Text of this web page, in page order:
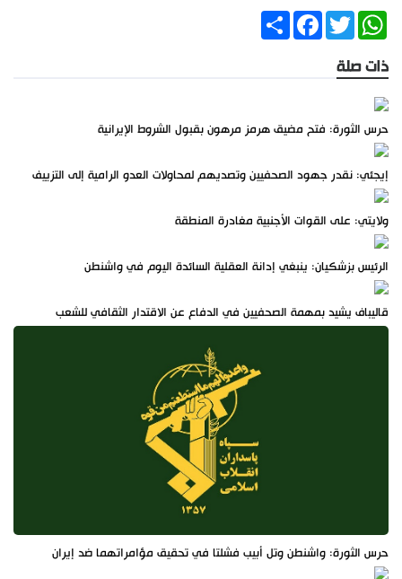
ShareFacebookTwitter
WhatsApp
ذات صلة
حرس الثورة: فتح مضيق هرمز مرهون بقبول الشروط الإيرانية
إيجئي: نقدر جهود الصحفيين وتصديهم لمحاولات العدو الرامية إلى التزييف
ولايتي: على القوات الأجنبية مغادرة المنطقة
الرئيس بزشكيان: ينبغي إدانة العقلية السائدة اليوم في واشنطن
قاليباف يشيد بمهمة الصحفيين في الدفاع عن الاقتدار الثقافي للشعب
حرس الثورة: واشنطن وتل أبيب فشلتا في تحقيق مؤامراتهما ضد إيران